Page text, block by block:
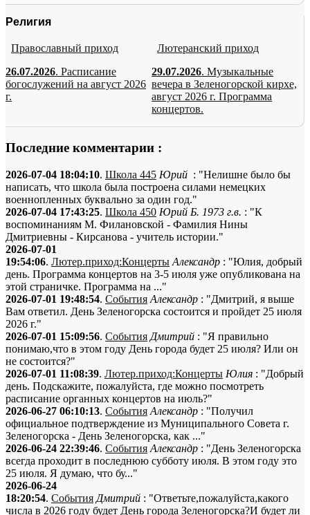
Религия
Православный приход
26.07.2026. Расписание
богослужений на август 2026
г.
Лютеранский приход
29.07.2026. Музыкальные
вечера в Зеленогорской кирхе,
август 2026 г. Программа
концертов.
Последние комментарии :
2026-07-04 18:04:10. Школа 445 Юрий : "Нелишне было бы
написать, что школа была построена силами немецких
военнопленных буквально за один год."
2026-07-04 17:43:25. Школа 450 Юрий Б. 1973 г.в. : "К
воспоминаниям М. Филановской - Фамилия Нины
Дмитриевны - Кирсанова - учитель истории."
2026-07-01
19:54:06. Лютер.приход:Концерты Александр : "Юлия, добрый
день. Программа концертов на 3-5 июля уже опубликована на
этой страничке. Программа на ..."
2026-07-01 19:48:54. События Александр : "Дмитрий, я выше
Вам ответил. День Зеленогорска состоится и пройдет 25 июля
2026 г."
2026-07-01 15:09:56. События Дмитрий : "Я правильно
понимаю,что в этом году День города будет 25 июля? Или он
не состоится?"
2026-07-01 11:08:39. Лютер.приход:Концерты Юлия : "Добрый
день. Подскажите, пожалуйста, где можно посмотреть
расписание органных концертов на июль?"
2026-06-27 06:10:13. События Александр : "Получил
официальное подтверждение из Муниципального Совета г.
Зеленогорска - День Зеленогорска, как ..."
2026-06-24 22:39:46. События Александр : "День Зеленогорска
всегда проходит в последнюю субботу июля. В этом году это
25 июля. Я думаю, что бу..."
2026-06-24
18:20:54. События Дмитрий : "Ответьте,пожалуйста,какого
числа в 2026 году будет День города Зеленогорска?И будет ли